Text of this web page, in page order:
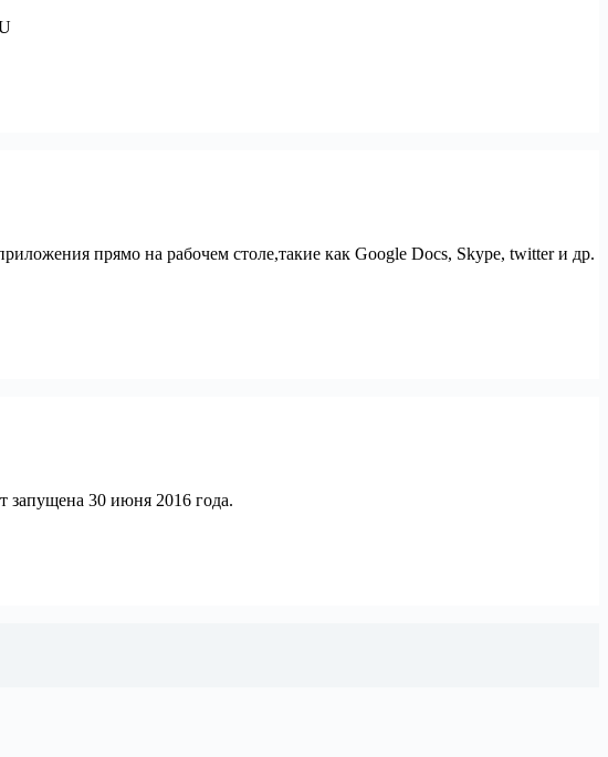
прямо на рабочем столе,такие как Google Docs, Skype, twitter и др.
запущена 30 июня 2016 года.